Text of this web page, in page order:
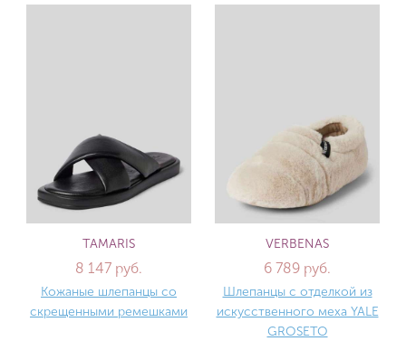
TAMARIS
8 147 руб.
Кожаные шлепанцы со
скрещенными ремешками
VERBENAS
6 789 руб.
Шлепанцы с отделкой из
искусственного меха YALE
GROSETO